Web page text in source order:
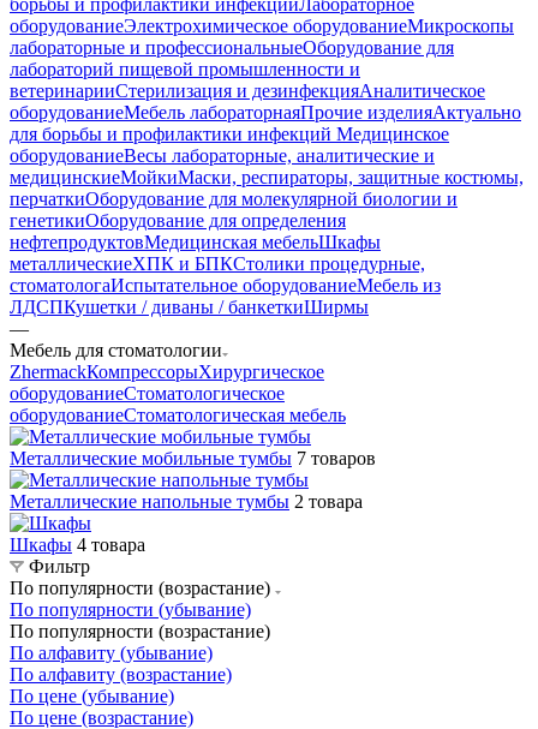
оборудованиеЭлектрохимическое оборудованиеМикроскопы
лабораторные и профессиональныеОборудование для
лабораторий пищевой промышленности и
ветеринарииСтерилизация и дезинфекцияАналитическое
оборудованиеМебель лабораторнаяПрочие изделияАктуально
для борьбы и профилактики инфекций Медицинское
оборудованиеВесы лабораторные, аналитические и
медицинскиеМойкиМаски, респираторы, защитные костюмы,
перчаткиОборудование для молекулярной биологии и
генетикиОборудование для определения
нефтепродуктовМедицинская мебельШкафы
металлическиеХПК и БПКСтолики процедурные,
стоматологаИспытательное оборудованиеМебель из
ЛДСПКушетки / диваны / банкеткиШирмы
—
Мебель для стоматологии
ZhermackКомпрессорыХирургическое
оборудованиеСтоматологическое
оборудованиеСтоматологическая мебель
Металлические мобильные тумбы 7 товаров
Металлические напольные тумбы 2 товара
Шкафы 4 товара
Фильтр
По популярности (возрастание)
По популярности (убывание)
По популярности (возрастание)
По алфавиту (убывание)
По алфавиту (возрастание)
По цене (убывание)
По цене (возрастание)